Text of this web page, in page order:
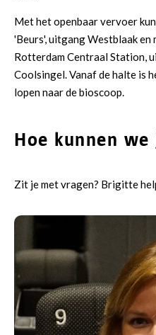
Met het openbaar vervoer
'Beurs', uitgang Westblaak
Rotterdam Centraal Station,
Coolsingel. Vanaf de halte is
lopen naar de bioscoop.
Hoe kunnen
Zit je met vragen? Brigitte